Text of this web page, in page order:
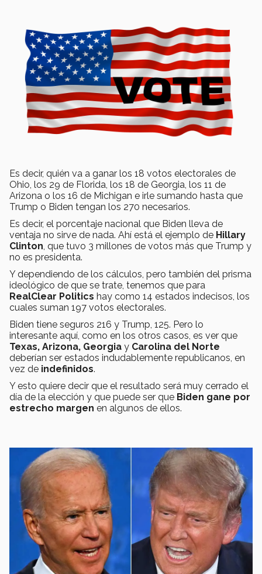
Es decir, quién va a ganar los 18 votos electorales de
Ohio, los 29 de Florida, los 18 de Georgia, los 11 de
Arizona o los 16 de Michigan e irle sumando hasta que
Trump o Biden tengan los 270 necesarios.
Es decir, el porcentaje nacional que Biden lleva de
ventaja no sirve de nada. Ahí está el ejemplo de Hillary
Clinton, que tuvo 3 millones de votos más que Trump y
no es presidenta.
Y dependiendo de los cálculos, pero también del prisma
ideológico de que se trate, tenemos que para
RealClear Politics hay como 14 estados indecisos, los
cuales suman 197 votos electorales.
Biden tiene seguros 216 y Trump, 125. Pero lo
interesante aquí, como en los otros casos, es ver que
Texas, Arizona, Georgia y Carolina del Norte
deberían ser estados indudablemente republicanos, en
vez de indefinidos.
Y esto quiere decir que el resultado será muy cerrado el
día de la elección y que puede ser que Biden gane por
estrecho margen en algunos de ellos.